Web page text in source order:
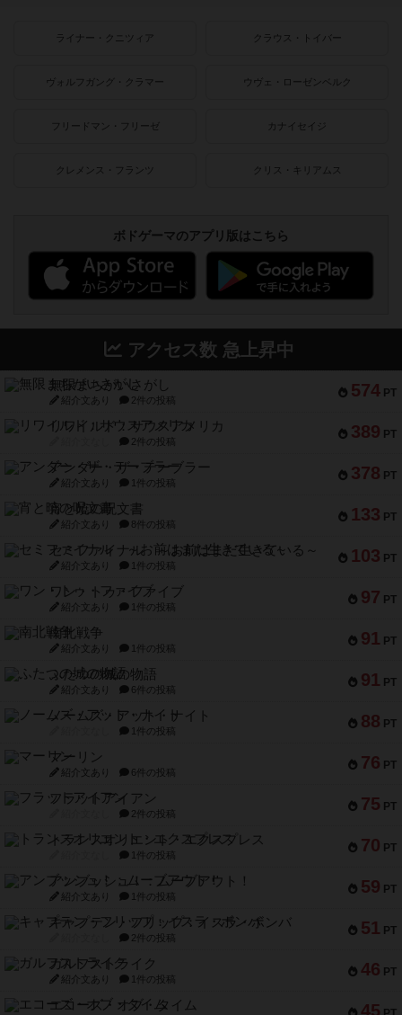
ライナー・クニツィア クラウス・トイバー
ヴォルフガング・クラマー ウヴェ・ローゼンベルク
フリードマン・フリーゼ カナイセイジ
クレメンス・フランツ クリス・キリアムス
ボドゲーマのアプリ版はこちら
アクセス数 急上昇中
574 PT
無限まちがいさがし
紹介文あり 2件の投稿
389 PT
リワイルド：サウスアメリカ
2件の投稿
378 PT
アンダー・ザ・テーブラー
紹介文あり 1件の投稿
133 PT
宵と暁の呪文書
紹介文あり 8件の投稿
103 PT
セミファイナル ～お前はまだ生きている～
紹介文あり 1件の投稿
97 PT
ワン・トゥ・ファイブ
紹介文あり 1件の投稿
91 PT
南北戦争
紹介文あり 1件の投稿
91 PT
ふたつの城の物語
紹介文あり 6件の投稿
88 PT
ノームズ・アット・ナイト
1件の投稿
76 PT
マーリン
紹介文あり 6件の投稿
75 PT
フラットアイアン
2件の投稿
70 PT
トランスオリエント・エクスプレス
1件の投稿
59 PT
アンブッシュ！：ムーブアウト！
紹介文あり 1件の投稿
51 PT
キャプテン・フリップ：イスラ・ボンバ
2件の投稿
46 PT
ガルフストライク
紹介文あり 1件の投稿
45
エコーズ・オブ・タイム